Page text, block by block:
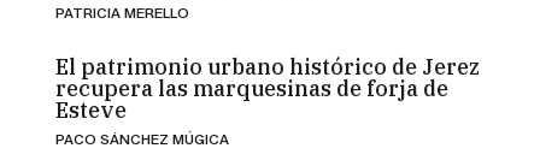
PATRICIA MERELLO
El patrimonio urbano histórico de Jerez
recupera las marquesinas de forja de
Esteve
PACO SÁNCHEZ MÚGICA